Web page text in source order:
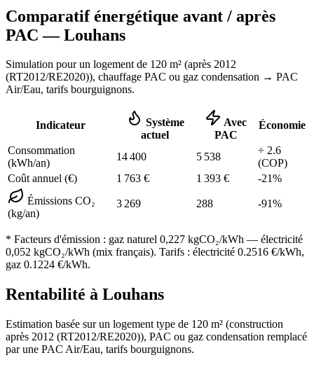
Comparatif énergétique avant / après
PAC —Louhans
Simulation pour un logement de 120 m² (après 2012
(RT2012/RE2020)), chauffage PAC ou gaz condensation → PAC
Air/Eau, tarifs bourguignons.
Indicateur
Système
actuel
Avec
PAC
Économie
Consommation
(kWh/an)
14 400 5 538
÷ 2.6
(COP)
Coût annuel (€)
1 763 € 1 393 € -21%
Émissions CO₂
(kg/an)
3 269 288 -91%
* Facteurs d'émission : gaz naturel 0,227 kgCO₂/kWh — électricité
0,052 kgCO₂/kWh (mix français). Tarifs : électricité 0.2516 €/kWh,
gaz 0.1224 €/kWh.
Rentabilité à Louhans
Estimation basée sur un logement type de 120 m² (construction
après 2012 (RT2012/RE2020)), PAC ou gaz condensation remplacé
par une PAC Air/Eau, tarifs bourguignons.